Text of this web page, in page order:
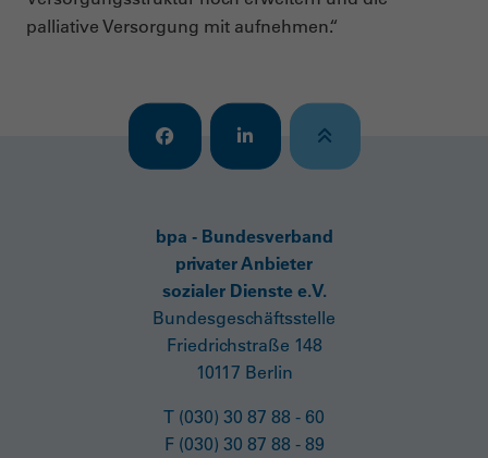
palliative Versorgung mit aufnehmen.“
bpa - Bundesverband
privater Anbieter
sozialer Dienste e.V.
Bundesgeschäftsstelle
Friedrichstraße 148
10117 Berlin
T (030) 30 87 88 - 60
F (030) 30 87 88 - 89